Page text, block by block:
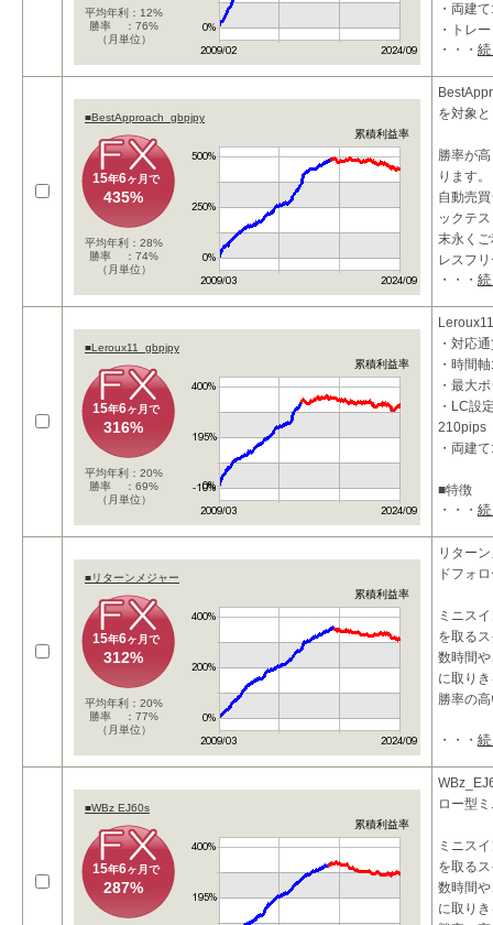
平均年利：12%
勝率 ：76%
（月単位）
・両建
・トレ
・利確
■ 特徴
す。
・上位
・・・
■BestApproach_gbpjpy
累積利益率
15年6ヶ月で
435%
平均年利：28%
勝率 ：74%
（月単位）
を対象
勝率が
ります。
自動売
ックテ
末永く
レスフ
・・・
■Leroux11_gbpjpy
累積利益率
15年6ヶ月で
316%
平均年利：20%
勝率 ：69%
（月単位）
・対応
・時間
・最大
・LC設
210pips
・両建
■特徴
1ポジシ
リスク
・・・
■リターンメジャー
累積利益率
15年6ヶ月で
312%
平均年利：20%
勝率 ：77%
（月単位）
リター
ドフォ
ミニス
を取る
数時間
に取り
勝率の
・・・
■WBz EJ60s
累積利益率
15年6ヶ月で
287%
ロー型
ミニス
を取る
数時間
に取り